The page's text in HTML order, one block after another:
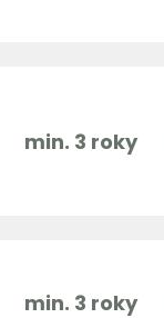
min. 3 roky
min. 3 roky